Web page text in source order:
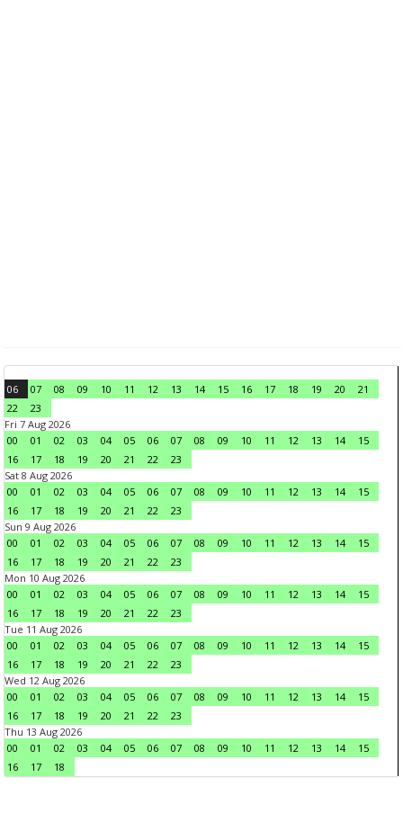
06 07 08 09 10 11 12 13 14 15 16 17 18 19 20
21
22
23
Fri 7 Aug 2026
00
01 02 03 04 05 06 07 08 09 10 11 12 13 14
15
16
17 18 19 20 21 22
23
Sat 8 Aug 2026
00
01 02 03 04 05 06 07 08 09 10 11 12 13 14
15
16
17 18 19 20 21 22
23
Sun 9 Aug 2026
00
01 02 03 04 05 06 07 08 09 10 11 12 13 14
15
16
17 18 19 20 21 22
23
Mon 10 Aug 2026
00
01 02 03 04 05 06 07 08 09 10 11 12 13 14
15
16
17 18 19 20 21 22
23
Tue 11 Aug 2026
00
01 02 03 04 05 06 07 08 09 10 11 12 13 14
15
16
17 18 19 20 21 22
23
Wed 12 Aug 2026
00
01 02 03 04 05 06 07 08 09 10 11 12 13 14
15
16
17 18 19 20 21 22
23
Thu 13 Aug 2026
00
01 02 03 04 05 06 07 08 09 10 11 12 13 14
15
16
17 18